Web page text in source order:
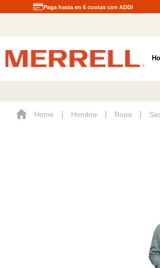
Paga hasta en 6 cuotas con ADDI
Hombre Ropa